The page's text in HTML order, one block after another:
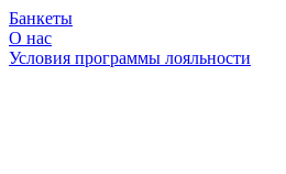
Банкеты
О нас
Условия программы лояльности